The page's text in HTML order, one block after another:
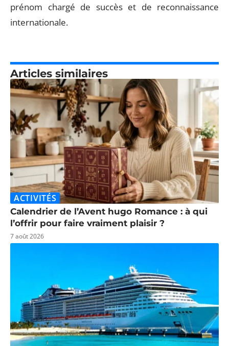
prénom chargé de succès et de reconnaissance
internationale.
Articles similaires
ACTIVITÉS
Calendrier de l’Avent hugo Romance : à qui
l’offrir pour faire vraiment plaisir ?
7 août 2026